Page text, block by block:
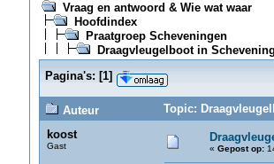
Vraag en antwoord & Wie wat waar
Hoofdindex
Praatgroep Scheveningen
Draagvleugelboot in
Pagina's: [1]
Auteur
Topic:
koost
Gast « Gepost op: